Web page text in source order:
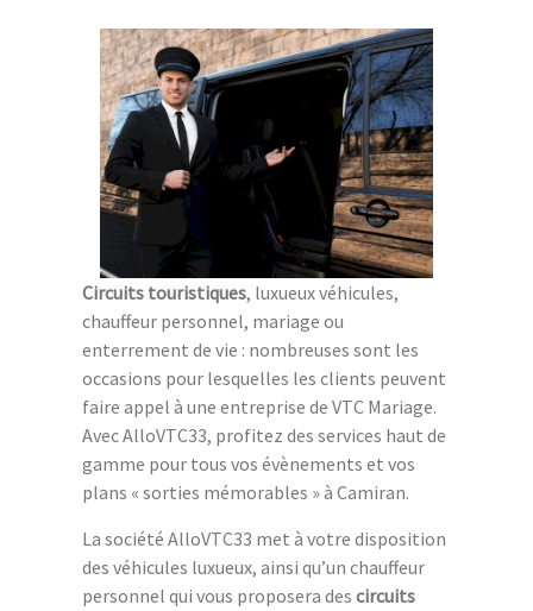
Circuits touristiques, luxueux véhicules,
chauffeur personnel, mariage ou
enterrement de vie : nombreuses sont les
occasions pour lesquelles les clients peuvent
faire appel à une entreprise de VTC Mariage.
Avec AlloVTC33, profitez des services haut de
gamme pour tous vos évènements et vos
plans « sorties mémorables » à Camiran.
La société AlloVTC33 met à votre disposition
des véhicules luxueux, ainsi qu’un chauffeur
personnel qui vous proposera des circuits